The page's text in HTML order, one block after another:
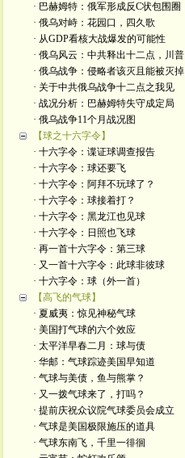
· 巴赫姆特：俄军形成反C状包围圈
· 俄乌对峙：花园口，四久歌
· 从GDP看核大战爆发的可能性
· 俄乌风云：中共释出十二点，川普
· 俄乌战争：侵略者该灭且能被灭掉
· 关于中共俄乌战争十二点之我见
· 战况分析：巴赫姆特失守成定局
· 俄乌战争11个月战况图
【球之十六字令】
· 十六字令：谍证球调查报告
· 十六字令：球还要飞
· 十六字令：阿拜不玩球了？
· 十六字令：球接着打？
· 十六字令：黑龙江也见球
· 十六字令：日照也飞球
· 再一首十六字令：第三球
· 又一首十六字令：此球非彼球
· 十六字令：球（外一首）
【高飞的气球】
· 夏威夷：惊见神秘气球
· 美国打气球的六个效应
· 太平洋早春二月：球与债
· 华邮：气球踪迹美国早知道
· 气球与美债，鱼与熊掌？
· 又一拨气球来了，打吗？
· 提前庆祝众议院气球委员会成立
· 气球是美国极限施压的道具
· 气球东南飞，千里一徘徊